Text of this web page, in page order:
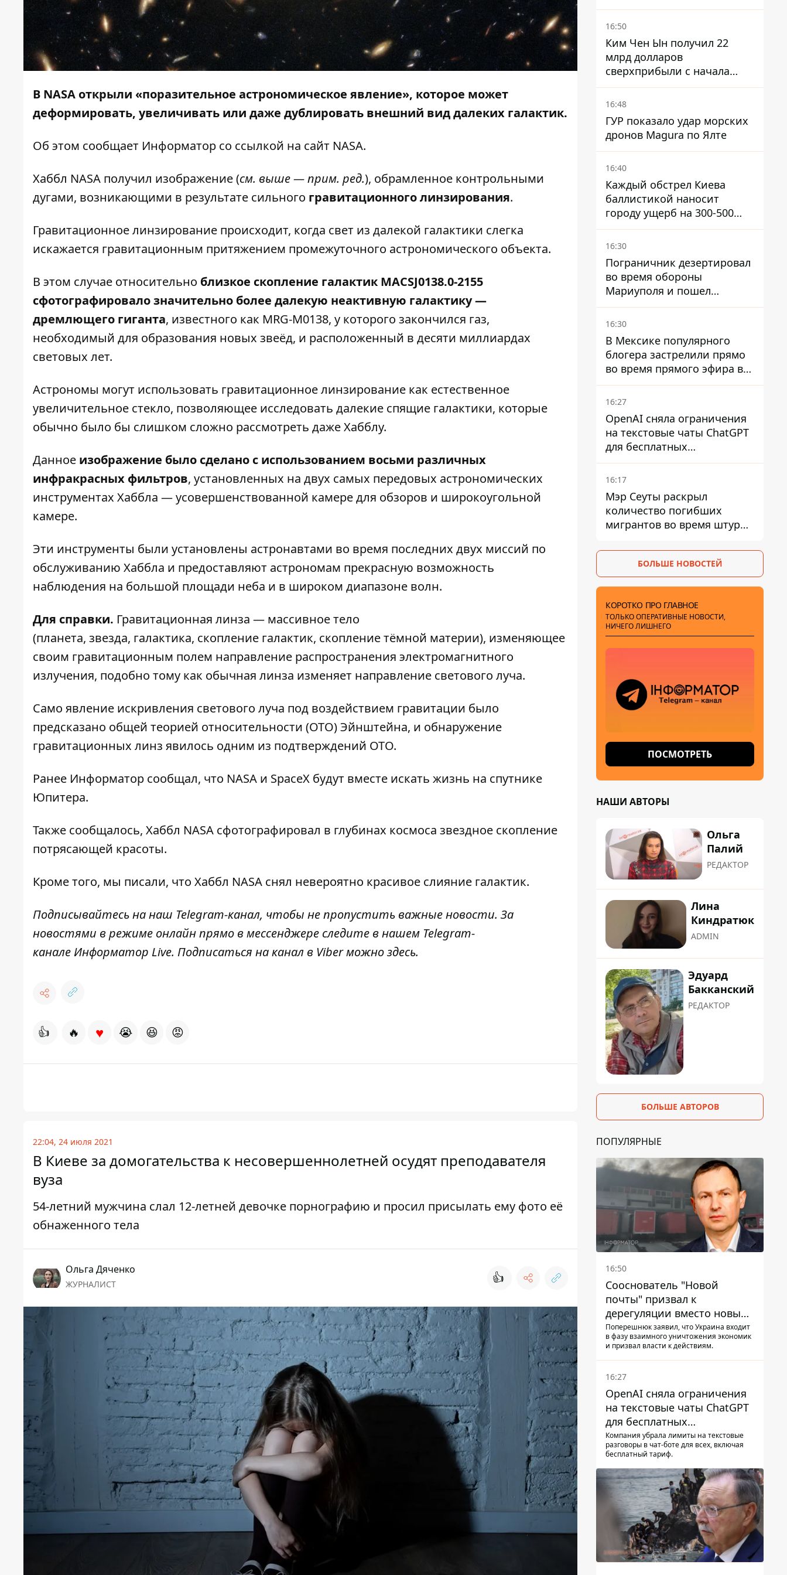
В NASA открыли «поразительное астрономическое явление», которое может
деформировать, увеличивать или даже дублировать внешний вид далеких галактик.
Об этом сообщает Информатор со ссылкой на сайт NASA.
Хаббл NASA получил изображение (см. выше — прим. ред.), обрамленное контрольными
дугами, возникающими в результате сильного гравитационного линзирования.
Гравитационное линзирование происходит, когда свет из далекой галактики слегка
искажается гравитационным притяжением промежуточного астрономического объекта.
В этом случае относительно близкое скопление галактик MACSJ0138.0-2155
сфотографировало значительно более далекую неактивную галактику —
дремлющего гиганта, известного как MRG-M0138, у которого закончился газ,
необходимый для образования новых звеёд, и расположенный в десяти миллиардах
световых лет.
Астрономы могут использовать гравитационное линзирование как естественное
увеличительное стекло, позволяющее исследовать далекие спящие галактики, которые
обычно было бы слишком сложно рассмотреть даже Хабблу.
Данное изображение было сделано с использованием восьми различных
инфракрасных фильтров, установленных на двух самых передовых астрономических
инструментах Хаббла — усовершенствованной камере для обзоров и широкоугольной
камере.
Эти инструменты были установлены астронавтами во время последних двух миссий по
обслуживанию Хаббла и предоставляют астрономам прекрасную возможность
наблюдения на большой площади неба и в широком диапазоне волн.
Для справки. Гравитационная линза — массивное тело
(планета, звезда, галактика, скопление галактик, скопление тёмной материи), изменяющее
своим гравитационным полем направление распространения электромагнитного
излучения, подобно тому как обычная линза изменяет направление светового луча.
Само явление искривления светового луча под воздействием гравитации было
предсказано общей теорией относительности (ОТО) Эйнштейна, и обнаружение
гравитационных линз явилось одним из подтверждений ОТО.
Ранее Информатор сообщал, что NASA и SpaceX будут вместе искать жизнь на спутнике
Юпитера.
Также сообщалось, Хаббл NASA сфотографировал в глубинах космоса звездное скопление
потрясающей красоты.
Кроме того, мы писали, что Хаббл NASA снял невероятно красивое слияние галактик.
Подписывайтесь на наш Telegram-канал, чтобы не пропустить важные новости. За
новостями в режиме онлайн прямо в мессенджере следите в нашем Telegram-
канале Информатор Live. Подписаться на канал в Viber можноздесь.
👍 🔥 ♥ 😭 😆 😡
22:04, 24 июля 2021
В Киеве за домогательства к несовершеннолетней осудят преподавателя
вуза
54-летний мужчина слал 12-летней девочке порнографию и просил присылать ему фото её
обнаженного тела
Ольга Дяченко
ЖУРНАЛИСТ 👍
налогов - Гетманцев против
16:50
Ким Чен Ын получил 22
млрд долларов
сверхприбыли с начала
войны в Украине -
Bloomberg
16:48
ГУР показало удар морских
дронов Magura по Ялте
16:40
Каждый обстрел Киева
баллистикой наносит
городу ущерб на 300-500
миллионов - Петр
Пантелеев
16:30
Пограничник дезертировал
во время обороны
Мариуполя и пошел
служить в "ДНР" – ему
объявили подозрение,
16:30
В Мексике популярного
блогера застрелили прямо
во время прямого эфира в
TikTok
16:27
OpenAI сняла ограничения
на текстовые чаты ChatGPT
для бесплатных
пользователей
16:17
Мэр Сеуты раскрыл
количество погибших
мигрантов во время штурма
БОЛЬШЕ НОВОСТЕЙ
КОРОТКО ПРО ГЛАВНОЕ
ТОЛЬКО ОПЕРАТИВНЫЕ НОВОСТИ,
НИЧЕГО ЛИШНЕГО
ПОСМОТРЕТЬ
НАШИ АВТОРЫ
Ольга
Палий
РЕДАКТОР
Лина
Киндратюк
ADMIN
Эдуард
Бакканский
РЕДАКТОР
БОЛЬШЕ АВТОРОВ
ПОПУЛЯРНЫЕ
16:50
Сооснователь "Новой
почты" призвал к
дерегуляции вместо новых
налогов - Гетманцев против
Поперешнюк заявил, что Украина входит
в фазу взаимного уничтожения экономик
и призвал власти к действиям.
16:27
OpenAI сняла ограничения
на текстовые чаты ChatGPT
для бесплатных
пользователей
Компания убрала лимиты на текстовые
разговоры в чат-боте для всех, включая
бесплатный тариф.